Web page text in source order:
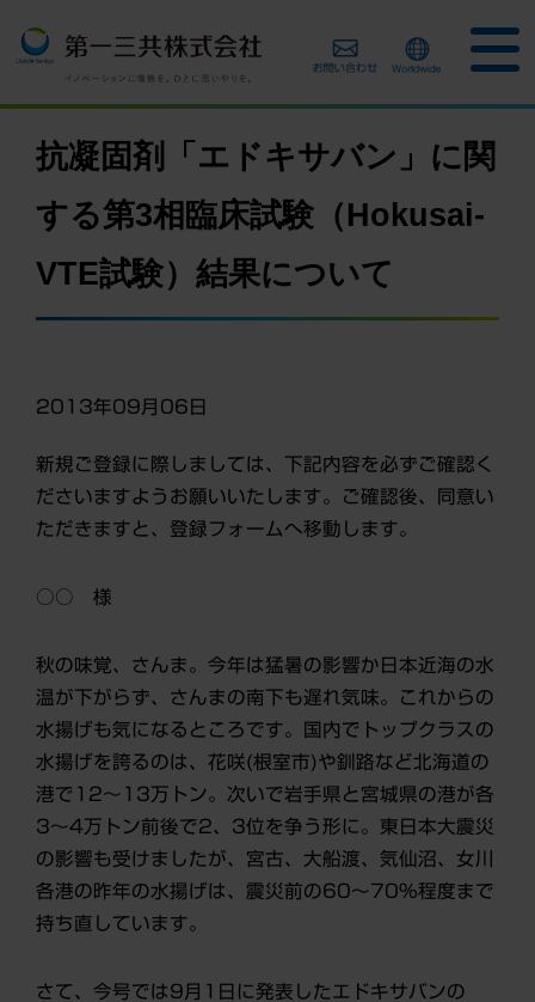
抗凝固剤「エドキサバン」に関
する第3相臨床試験（Hokusai-
VTE試験）結果について
2013年09月06日
新規ご登録に際しましては、下記内容を必ずご確認く
ださいますようお願いいたします。ご確認後、同意い
ただきますと、登録フォームへ移動します。
○○ 様
秋の味覚、さんま。今年は猛暑の影響か日本近海の水
温が下がらず、さんまの南下も遅れ気味。これからの
水揚げも気になるところです。国内でトップクラスの
水揚げを誇るのは、花咲(根室市)や釧路など北海道の
港で12～13万トン。次いで岩手県と宮城県の港が各
3～4万トン前後で2、3位を争う形に。東日本大震災
の影響も受けましたが、宮古、大船渡、気仙沼、女川
各港の昨年の水揚げは、震災前の60～70%程度まで
持ち直しています。
さて、今号では9月1日に発表したエドキサバンの